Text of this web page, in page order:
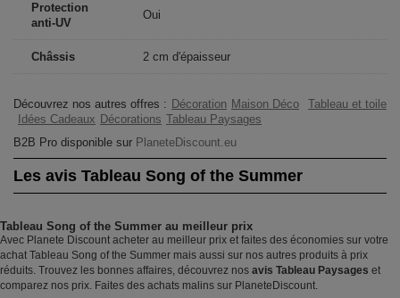
Protection
anti-UV
Oui
Châssis 2 cm d'épaisseur
Découvrez nos autres offres : Décoration Maison Déco
Tableau et toile
Idées Cadeaux Décorations Tableau Paysages
B2B Pro disponible sur PlaneteDiscount.eu
Les avis Tableau Song of the Summer
Tableau Song of the Summer au meilleur prix
Avec Planete Discount acheter au meilleur prix et faites des économies sur votre
achat Tableau Song of the Summer mais aussi sur nos autres produits à prix
réduits. Trouvez les bonnes affaires, découvrez nos avis Tableau Paysages et
comparez nos prix. Faites des achats malins sur PlaneteDiscount.